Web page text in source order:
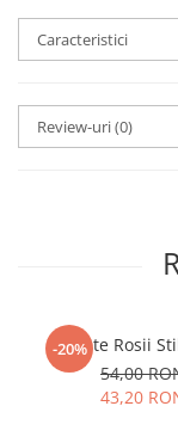
Caracteristici
Review-uri(0)
-20%
Sosete Rosii
54,00
43,20